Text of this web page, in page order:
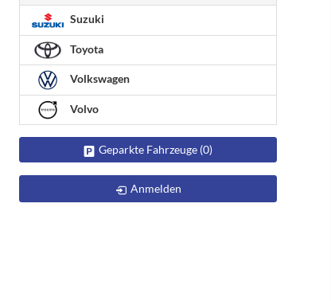
Suzuki
Toyota
Volkswagen
Volvo
Geparkte Fahrzeuge (0)
Anmelden